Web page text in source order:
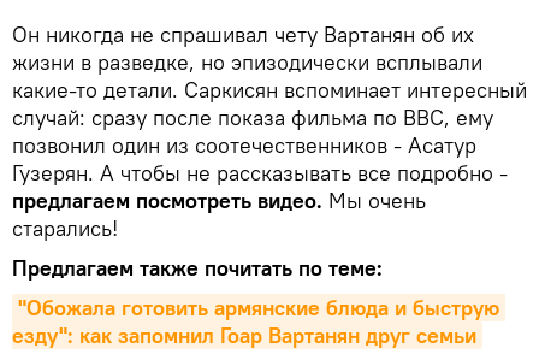
Он никогда не спрашивал чету Вартанян об их
жизни в разведке, но эпизодически всплывали
какие-то детали. Саркисян вспоминает интересный
случай: сразу после показа фильма по BBC, ему
позвонил один из соотечественников - Асатур
Гузерян. А чтобы не рассказывать все подробно -
предлагаем посмотреть видео. Мы очень
старались!
Предлагаем также почитать по теме:
"Обожала готовить армянские блюда и быструю
езду": как запомнил Гоар Вартанян друг семьи